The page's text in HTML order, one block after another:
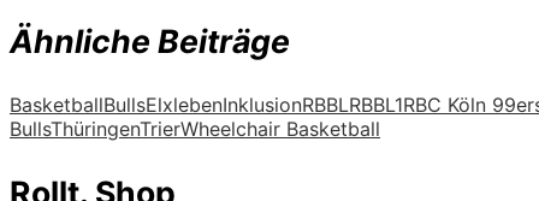
Ähnliche Beiträge
BasketballBullsElxlebenInklusionRBBLRBBL1RBC Köln
BullsThüringenTrierWheelchair Basketball
Rollt. Shop